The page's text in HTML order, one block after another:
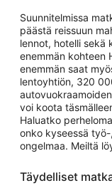
Suunnitelmissa
päästä reissuun
lennot, hotelli sekä
enemmän kohteen
enemmän saat
lentoyhtiön, 320
voi koota
Haluatko
onko kyseessä
ongelmaa. Meiltä
Täydelliset